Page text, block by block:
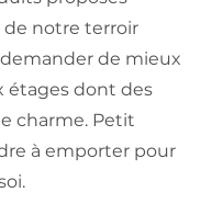
notre terroir
de mieux
étages dont des
charme. Petit
à emporter pour